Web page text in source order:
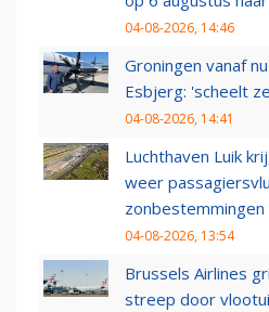
04-08-2026, 14:46
Groningen vanaf
Esbjerg: 'scheelt
04-08-2026, 14:41
Luchthaven Luik
weer
zonbestemmingen
04-08-2026, 13:54
Brussels Airlines
streep door